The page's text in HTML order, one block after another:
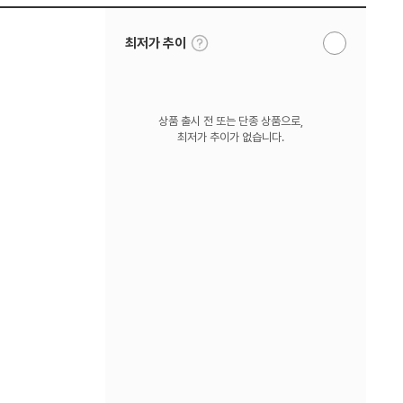
최저가 추이
툴
팁
알
상품 출시 전 또는 단종 상품으로,
최저가 추이가 없습니다.